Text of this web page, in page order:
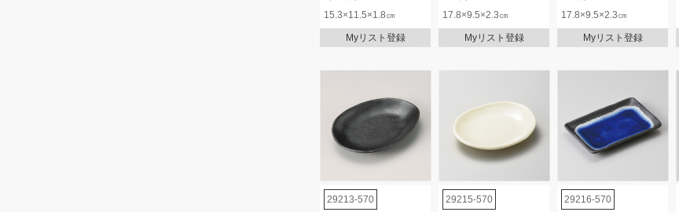
15.3×11.5×1.8㎝
17.8×9.5×2.3㎝ 17.8×9.5×2.3㎝
Myリスト登録 Myリスト登録 Myリスト登録
29213-570 29215-570 29216-570